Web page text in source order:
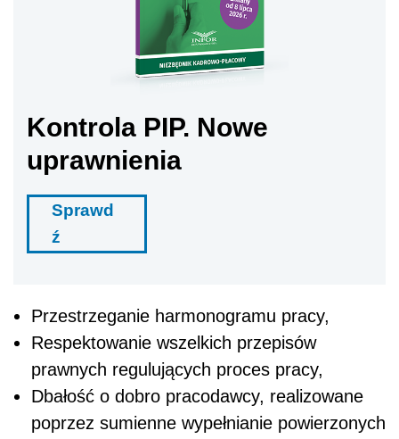
Kontrola PIP. Nowe
uprawnienia
Sprawd
ź
Przestrzeganie harmonogramu pracy,
Respektowanie wszelkich przepisów
prawnych regulujących proces pracy,
Dbałość o dobro pracodawcy, realizowane
poprzez sumienne wypełnianie powierzonych